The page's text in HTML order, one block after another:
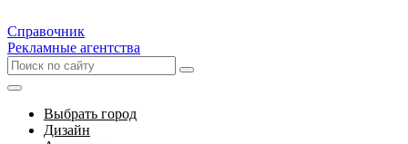
Справочник
Рекламные агентства
Выбрать город
Дизайн